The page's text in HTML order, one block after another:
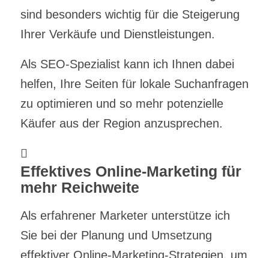
sind besonders wichtig für die Steigerung
Ihrer Verkäufe und Dienstleistungen.
Als SEO-Spezialist kann ich Ihnen dabei
helfen, Ihre Seiten für lokale Suchanfragen
zu optimieren und so mehr potenzielle
Käufer aus der Region anzusprechen.
Effektives Online-Marketing für
mehr Reichweite
Als erfahrener Marketer unterstütze ich
Sie bei der Planung und Umsetzung
effektiver Online-Marketing-Strategien, um